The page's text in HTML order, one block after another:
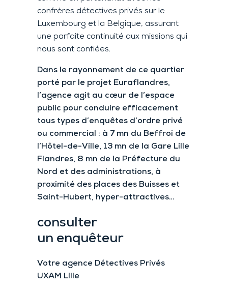
confrères détectives privés sur le
Luxembourg et la Belgique, assurant
une parfaite continuité aux missions qui
nous sont confiées.
Dans le rayonnement de ce quartier
porté par le projet Euraflandres,
l’agence agit au cœur de l’espace
public pour conduire efficacement
tous types d’enquêtes d’ordre privé
ou commercial : à 7 mn du Beffroi de
l’Hôtel-de-Ville, 13 mn de la Gare Lille
Flandres, 8 mn de la Préfecture du
Nord et des administrations, à
proximité des places des Buisses et
Saint-Hubert, hyper-attractives…
consulter
un enquêteur
Votre agence Détectives Privés
UXAM Lille